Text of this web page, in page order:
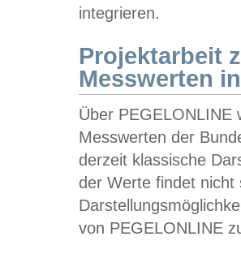
integrieren.
Projektarbeit
Messwerten
Über PEGELONLINE
Messwerten der
derzeit klassische
der Werte findet
von PEGELONLINE